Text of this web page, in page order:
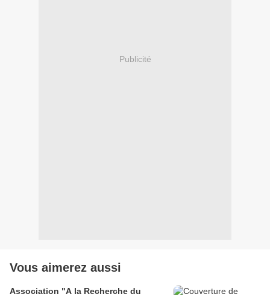
Publicité
Vous aimerez aussi
Association "A la Recherche du